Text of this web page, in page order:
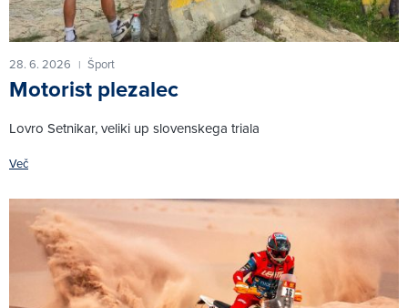
28. 6. 2026 | Šport
Motorist plezalec
Lovro Setnikar, veliki up slovenskega triala
Več